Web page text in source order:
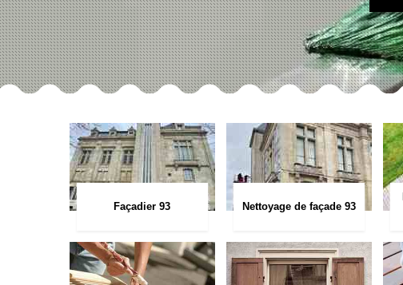
Façadier 93 Nettoyage de façade 93